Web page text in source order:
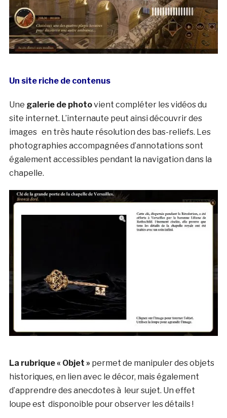
Un site riche de contenus
Une galerie de photovient compléter les vidéos du
site internet. L’internaute peut ainsi découvrir des
images en très haute résolution des bas-reliefs. Les
photographies accompagnées d’annotations sont
également accessibles pendant la navigation dans la
chapelle.
La rubrique « Objet » permet de manipuler des objets
historiques, en lien avec le décor, mais également
d’apprendre des anecdotes à leur sujet. Un effet
loupe est disponoible pour observer les détails !